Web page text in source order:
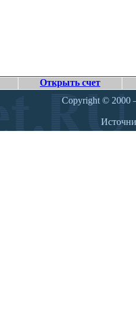
Открыть счет
Copyright © 2000